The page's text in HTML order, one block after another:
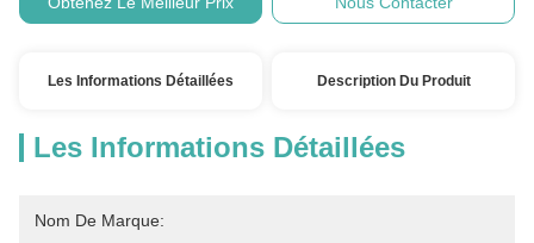
Les Informations Détaillées Description Du Produit
Les Informations Détaillées
Nom De Marque: